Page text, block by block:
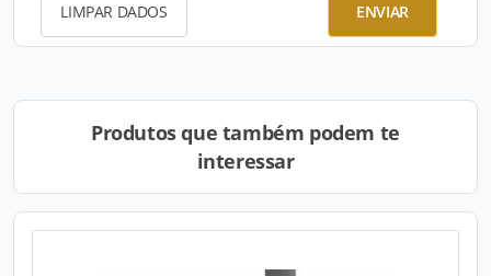
LIMPAR DADOS ENVIAR
Produtos que também podem te
interessar